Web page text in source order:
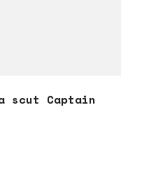
scut Captain